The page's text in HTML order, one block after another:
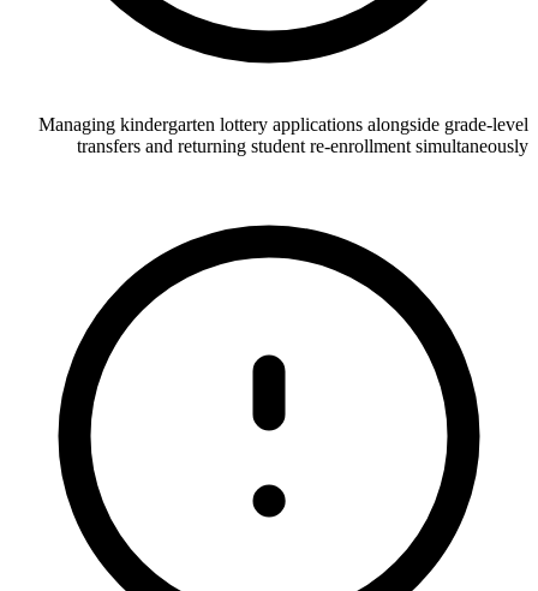
Managing kindergarten lottery applications alongside grade-level
transfers and returning student re-enrollment simultaneously